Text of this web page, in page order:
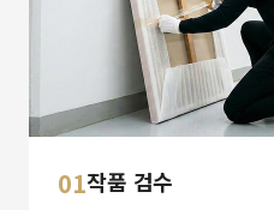
01작품 검수